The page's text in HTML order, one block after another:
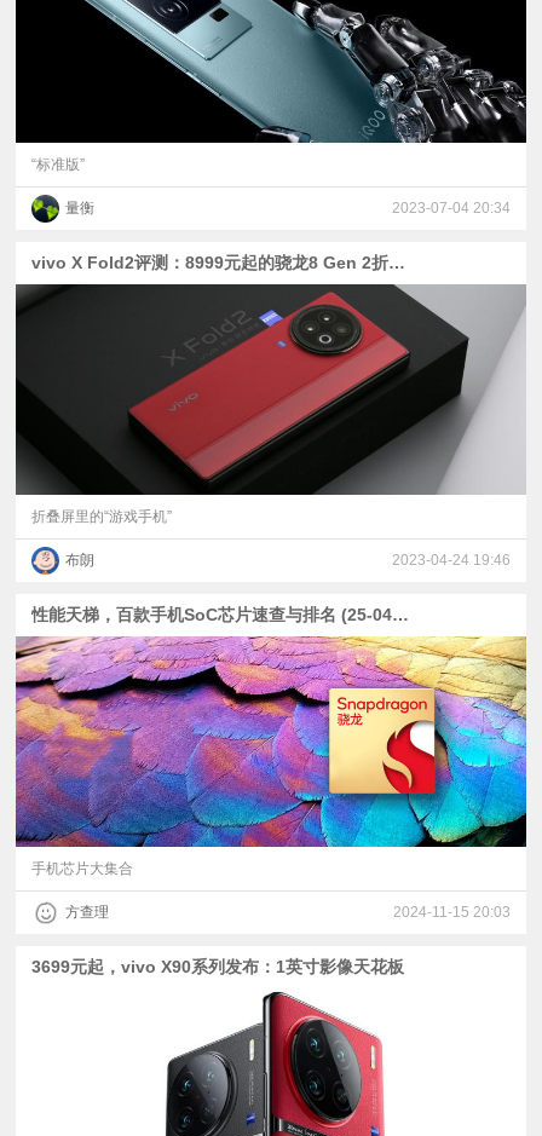
“标准版”
量衡 2023-07-04 20:34
vivo X Fold2评测：8999元起的骁龙8 Gen 2折叠屏
折叠屏里的“游戏手机”
布朗 2023-04-24 19:46
性能天梯，百款手机SoC芯片速查与排名 (25-0429)
手机芯片大集合
方查理 2024-11-15 20:03
3699元起，vivo X90系列发布：1英寸影像天花板